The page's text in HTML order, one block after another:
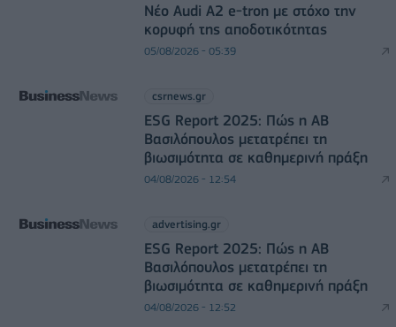
Νέο Audi A2 e-tron με στόχο την
κορυφή της αποδοτικότητας
05/08/2026 - 05:39
csrnews.gr
ESG Report 2025: Πώς η ΑΒ
Βασιλόπουλος μετατρέπει τη
βιωσιμότητα σε καθημερινή πράξη
04/08/2026 - 12:54
advertising.gr
ESG Report 2025: Πώς η ΑΒ
Βασιλόπουλος μετατρέπει τη
βιωσιμότητα σε καθημερινή πράξη
04/08/2026 - 12:52